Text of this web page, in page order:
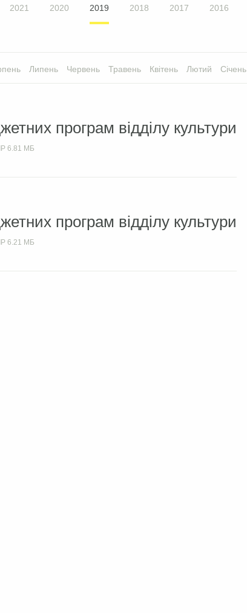
2021 2020 2019 2018 2017 2016
Липень Червень Травень Квітень Лютий Січень
програм відділу культури
6.81 МБ
програм відділу культури
6.21 МБ